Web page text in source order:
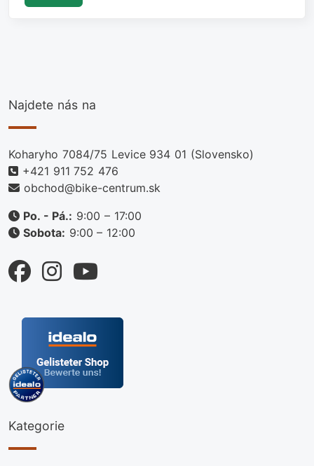
Najdete nás na
Koharyho 7084/75 Levice 934 01 (Slovensko)
+421 911 752 476
obchod@bike-centrum.sk
Po. - Pá.: 9:00 – 17:00
Sobota: 9:00 – 12:00
Kategorie